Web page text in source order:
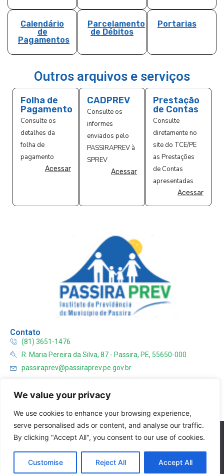
We value your privacy
We use cookies to enhance your browsing experience,
serve personalised ads or content, and analyse our traffic.
By clicking "Accept All", you consent to our use of cookies.
Customise Reject All Accept All
Calendário
de
Pagamentos
Parcelamento
de Débitos
Portarias
Outros arquivos e serviços
Folha de
Pagamento
Consulte os
detalhes da
folha de
pagamento
Acessar
CADPREV
Consulte os
informes
enviados pelo
PASSIRAPREV à
SPREV
Acessar
Prestação
de Contas
Consulte
diretamente no
site do TCE/PE
as Prestações
de Contas
apresentadas
Acessar
Contato
(81) 3651-1476
R. Maria Pereira da Silva, 87 - Passira, PE, 55650-000
passiraprev@passiraprev.pe.gov.br
08:00 às 13:00 | Segunda a Sexta
Links úteis
Prefeitura de Passira
TCE - PE
APEPP
Nós utilizamos cookies para garantir que você tenha a melhor
experiência em nosso site. Se você continua a usar este site,
assumimos que você está satisfeito.